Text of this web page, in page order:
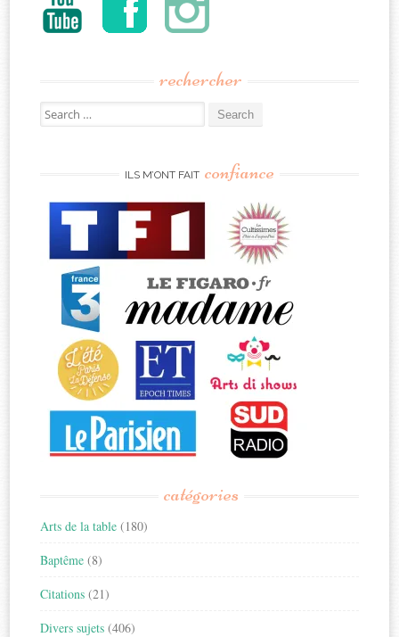
rechercher
Search
for:
ILS M’ONT FAIT confiance
catégories
Arts de la table (180)
Baptême (8)
Citations (21)
Divers sujets (406)